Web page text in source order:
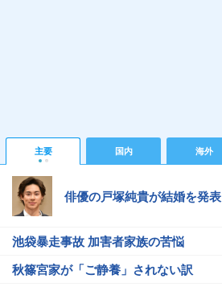
主要 国内 海外
俳優の戸塚純貴が結婚を発表
池袋暴走事故 加害者家族の苦悩
秋篠宮家が「ご静養」されない訳